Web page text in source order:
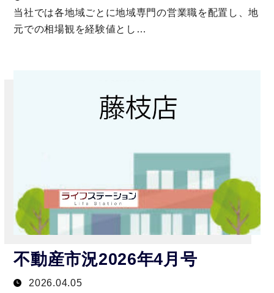
当社では各地域ごとに地域専門の営業職を配置し、地
元での相場観を経験値とし…
不動産市況2026年4月号
2026.04.05